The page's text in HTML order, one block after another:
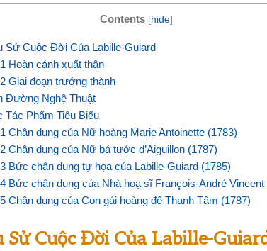
Contents [hide]
Sử Cuộc Đời Của Labille-Guiard
Hoàn cảnh xuất thân
Giai đoạn trưởng thành
Đường Nghệ Thuật
Tác Phẩm Tiêu Biểu
Chân dung của Nữ hoàng Marie Antoinette (1783)
Chân dung của Nữ bá tước d’Aiguillon (1787)
Bức chân dung tự họa của Labille-Guiard (1785)
Bức chân dung của Nhà hoạ sĩ François-André Vincent
Chân dung của Con gái hoàng đế Thanh Tâm (1787)
Sử Cuộc Đời Của Labille-